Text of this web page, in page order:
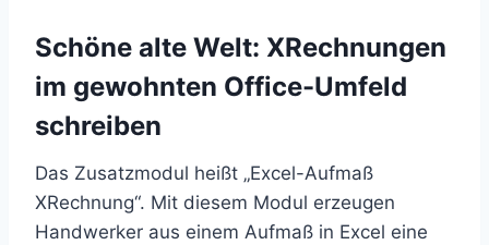
Schöne alte Welt: XRechnungen
im gewohnten Office-Umfeld
schreiben
Das Zusatzmodul heißt „Excel-Aufmaß
XRechnung“. Mit diesem Modul erzeugen
Handwerker aus einem Aufmaß in Excel eine